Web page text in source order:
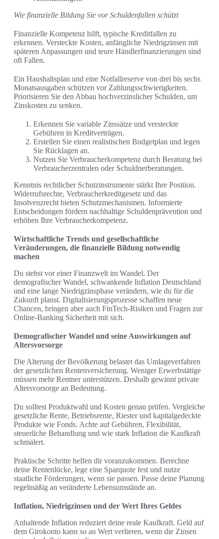
Wie finanzielle Bildung Sie vor Schuldenfallen schützt
Finanzielle Kompetenz hilft, typische Kreditfallen zu
erkennen. Versteckte Kosten, anfängliche Niedrigzinsen mit
späteren Anpassungen und teure Händlerfinanzierungen sind
oft Fallen.
Ein Haushaltsplan und eine Notfallreserve von drei bis sechs
Monatsausgaben schützen vor Zahlungsschwierigkeiten.
Priorisieren Sie den Abbau hochverzinslicher Schulden, um
Zinskosten zu senken.
Erkennen Sie variable Zinssätze und versteckte
Gebühren in Kreditverträgen.
Erstellen Sie einen realistischen Budgetplan und legen
Sie Rücklagen an.
Nutzen Sie Verbraucherkompetenz durch Beratung bei
Verbraucherzentralen oder Schuldnerberatungen.
Kenntnis rechtlicher Schutzinstrumente stärkt Ihre Position.
Widerrufsrechte, Verbraucherkreditgesetz und das
Insolvenzrecht bieten Schutzmechanismen. Informierte
Entscheidungen fördern nachhaltige Schuldenprävention und
erhöhen Ihre Verbraucherkompetenz.
Wirtschaftliche Trends und gesellschaftliche
Veränderungen, die finanzielle Bildung notwendig
machen
Du stehst vor einer Finanzwelt im Wandel. Der
demografischer Wandel, schwankende Inflation Deutschland
und eine lange Niedrigzinsphase verändern, wie du für die
Zukunft planst. Digitalisierungsprozesse schaffen neue
Chancen, bringen aber auch FinTech-Risiken und Fragen zur
Online-Banking Sicherheit mit sich.
Demografischer Wandel und seine Auswirkungen auf
Altersvorsorge
Die Alterung der Bevölkerung belastet das Umlageverfahren
der gesetzlichen Rentenversicherung. Weniger Erwerbstätige
müssen mehr Rentner unterstützen. Deshalb gewinnt private
Altersvorsorge an Bedeutung.
Du solltest Produktwahl und Kosten genau prüfen. Vergleiche
gesetzliche Rente, Betriebsrente, Riester und kapitalgedeckte
Produkte wie Fonds. Achte auf Gebühren, Flexibilität,
steuerliche Behandlung und wie stark Inflation die Kaufkraft
schmälert.
Praktische Schritte helfen dir voranzukommen. Berechne
deine Rentenlücke, lege eine Sparquote fest und nutze
staatliche Förderungen, wenn sie passen. Passe deine Planung
regelmäßig an veränderte Lebensumstände an.
Inflation, Niedrigzinsen und der Wert Ihres Geldes
Anhaltende Inflation reduziert deine reale Kaufkraft. Geld auf
dem Girokonto kann so an Wert verlieren, wenn die Zinsen